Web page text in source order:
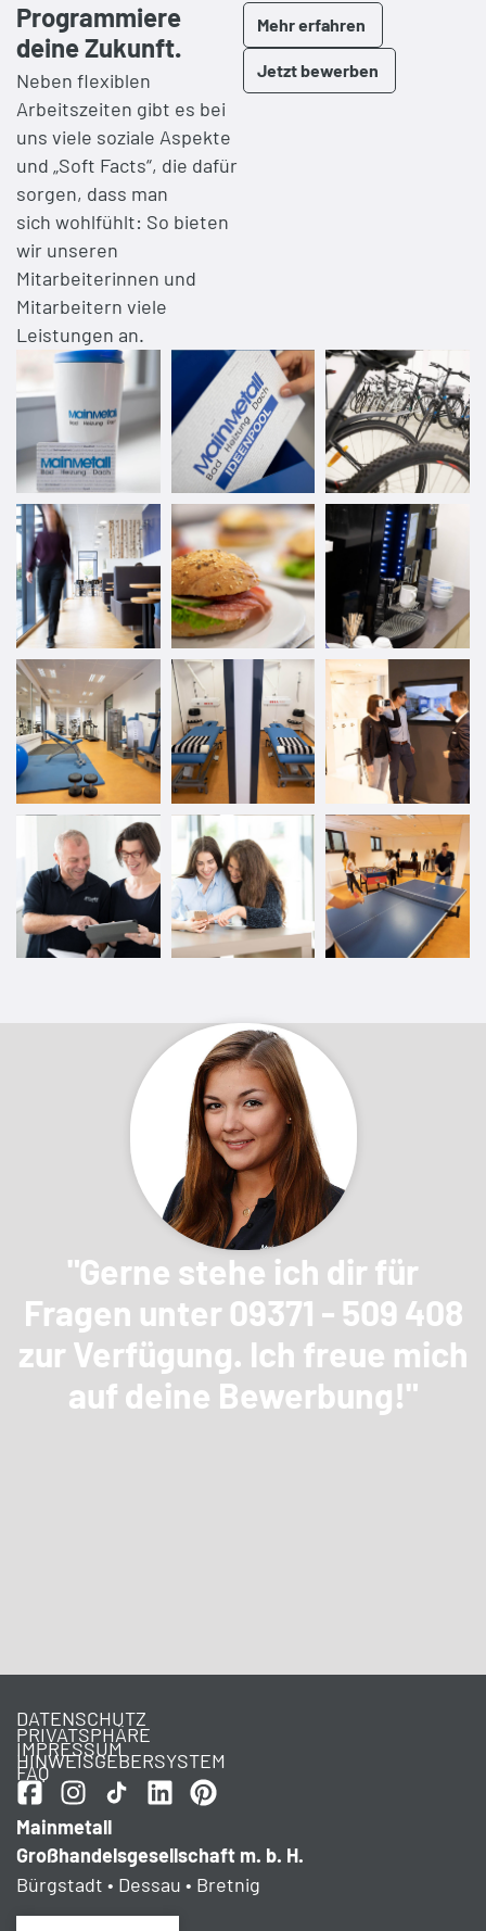
Programmiere
deine Zukunft.
Neben flexiblen
Arbeitszeiten gibt es bei
uns viele soziale Aspekte
und „Soft Facts“, die dafür
sorgen, dass man
sich wohlfühlt: So bieten
wir unseren
Mitarbeiterinnen und
Mitarbeitern viele
Leistungen an.
Mehr erfahren
Jetzt bewerben
"Gerne stehe ich dir für
Fragen unter 09371 - 509 408
zur Verfügung. Ich freue mich
auf deine Bewerbung!"
DATENSCHUTZ
PRIVATSPHÄRE
IMPRESSUM
HINWEISGEBERSYSTEM
FAQ
Mainmetall
Großhandelsgesellschaft m. b. H.
Bürgstadt • Dessau • Bretnig